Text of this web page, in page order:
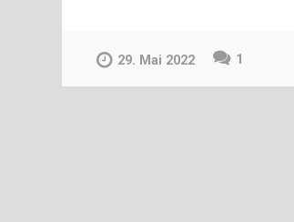
29. Mai 2022 1